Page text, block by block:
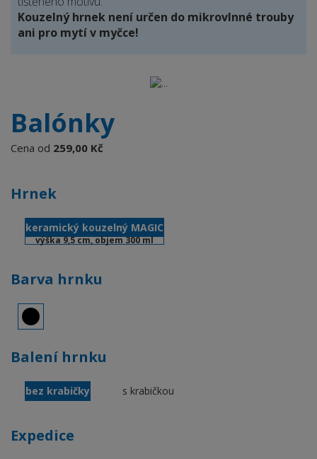
Kouzelný hrnek není určen do mikrovlnné trouby
ani pro mytí v myčce!
Balónky
Cena od 259,00 Kč
Hrnek
keramický kouzelný MAGIC
výška 9,5 cm, objem 300 ml
Barva hrnku
Balení hrnku
bez krabičky s krabičkou
Expedice